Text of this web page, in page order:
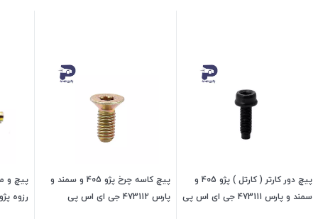
پیچ دور کارتر ( کارتل ) پژو 405 و
سمند و پارس 473111 جی ای اس پی
پیچ کاسه چرخ پژو 405 و سمند و
پارس 473112 جی ای اس پی
پیچ و